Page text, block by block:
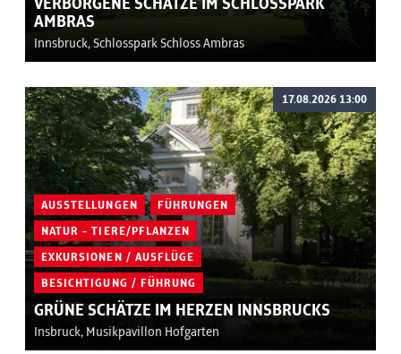
VERBORGENE SCHÄTZE IM SCHLOSSPARK
AMBRAS
Innsbruck, Schlosspark Schloss Ambras
AUSSTELLUNGEN FÜHRUNGEN
NATUR - TIERE/PFLANZEN
EXKURSIONEN / AUSFLÜGE
BESICHTIGUNG / FÜHRUNG
GRÜNE SCHÄTZE IM HERZEN INNSBRUCKS
Insbruck, Musikpavillon Hofgarten
17.08.2026 13:00